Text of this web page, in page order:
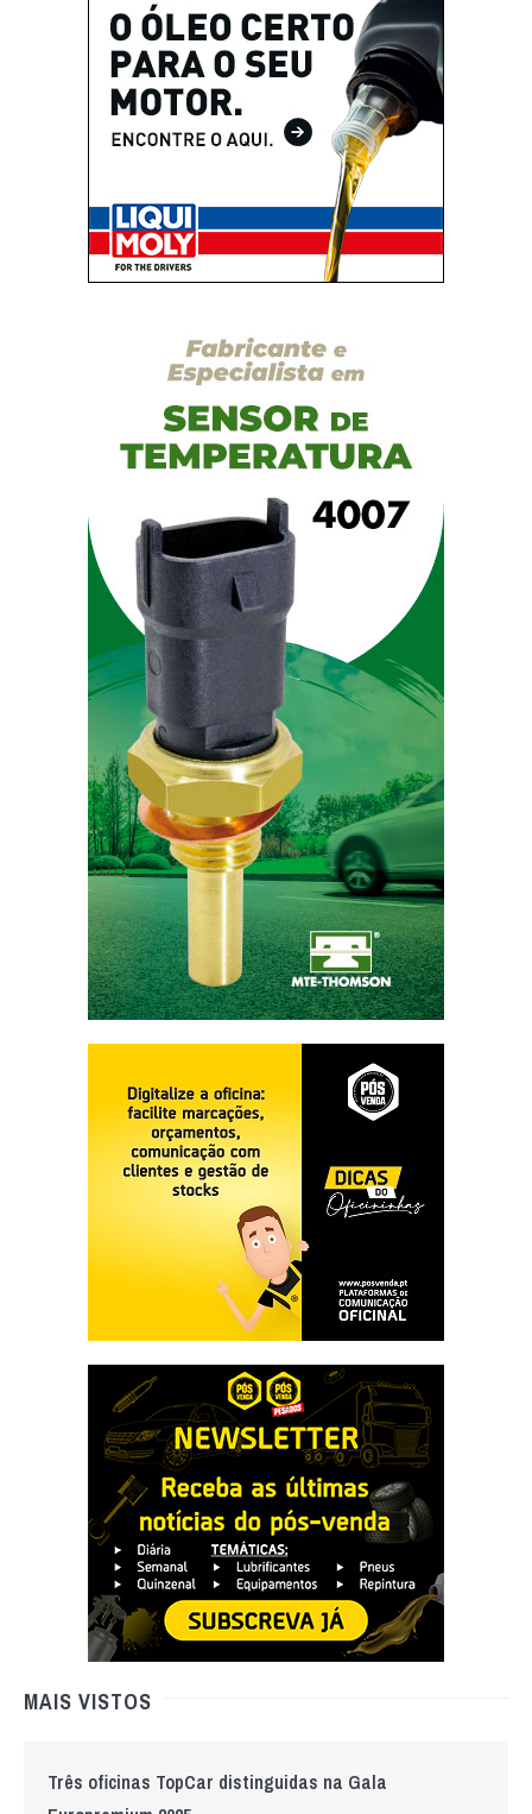
MAIS VISTOS
Três oficinas TopCar distinguidas na Gala